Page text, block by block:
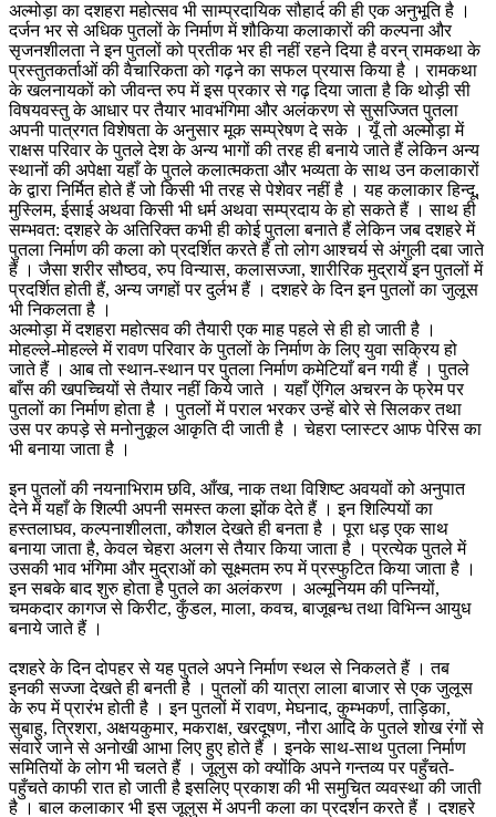
अल्मोड़ा का दशहरा महोत्सव भी साम्प्रदायिक सौहार्द की ही एक अनुभूति है ।
दर्जन भर से अधिक पुतलों के निर्माण में शौकिया कलाकारों की कल्पना और
सृजनशीलता ने इन पुतलों को प्रतीक भर ही नहीं रहने दिया है वरन् रामकथा के
प्रस्तुतकर्ताओं की वैचारिकता को गढ़ने का सफल प्रयास किया है । रामकथा
के खलनायकों को जीवन्त रुप में इस प्रकार से गढ़ दिया जाता है कि थोड़ी सी
विषयवस्तु के आधार पर तैयार भावभंगिमा और अलंकरण से सुसज्जित पुतला
अपनी पात्रगत विशेषता के अनुसार मूक सम्प्रेषण दे सके । यूँ तो अल्मोड़ा में
राक्षस परिवार के पुतले देश के अन्य भागों की तरह ही बनाये जाते हैं लेकिन अन्य
स्थानों की अपेक्षा यहाँ के पुतले कलात्मकता और भव्यता के साथ उन कलाकारों
के द्वारा निर्मित होते हैं जो किसी भी तरह से पेशेवर नहीं है । यह कलाकार हिन्दू,
मुस्लिम, ईसाई अथवा किसी भी धर्म अथवा सम्प्रदाय के हो सकते हैं । साथ ही
सम्भवत: दशहरे के अतिरिक्त कभी ही कोई पुतला बनाते हैं लेकिन जब दशहरे में
पुतला निर्माण की कला को प्रदर्शित करते हैं तो लोग आश्चर्य से अंगुली दबा जाते
हैं । जैसा शरीर सौष्ठव, रुप विन्यास, कलासज्जा, शारीरिक मुद्रायें इन पुतलों में
प्रदर्शित होती हैं, अन्य जगहों पर दुर्लभ हैं । दशहरे के दिन इन पुतलों का जुलूस
भी निकलता है ।
अल्मोड़ा में दशहरा महोत्सव की तैयारी एक माह पहले से ही हो जाती है ।
मोहल्ले-मोहल्ले में रावण परिवार के पुतलों के निर्माण के लिए युवा सक्रिय हो
जाते हैं । आब तो स्थान-स्थान पर पुतला निर्माण कमेटियाँ बन गयी हैं । पुतले
बाँस की खपच्चियों से तैयार नहीं किये जाते । यहाँ ऐंगिल अचरन के फ्रेम पर
पुतलों का निर्माण होता है । पुतलों में पराल भरकर उन्हें बोरे से सिलकर तथा
उस पर कपड़े से मनोनुकूल आकृति दी जाती है । चेहरा प्लास्टर आफ पेरिस का
भी बनाया जाता है ।
इन पुतलों की नयनाभिराम छवि, आँख, नाक तथा विशिष्ट अवयवों को अनुपात
देने में यहाँ के शिल्पी अपनी समस्त कला झोंक देते हैं । इन शिल्पियों का
हस्तलाघव, कल्पनाशीलता, कौशल देखते ही बनता है । पूरा धड़ एक साथ
बनाया जाता है, केवल चेहरा अलग से तैयार किया जाता है । प्रत्येक पुतले में
उसकी भाव भंगिमा और मुद्राओं को सूक्ष्मतम रुप में प्रस्फुटित किया जाता है ।
इन सबके बाद शुरु होता है पुतले का अलंकरण । अल्मूनियम की पन्नियों,
चमकदार कागज से किरीट, कुँडल, माला, कवच, बाजूबन्ध तथा विभिन्न आयुध
बनाये जाते हैं ।
दशहरे के दिन दोपहर से यह पुतले अपने निर्माण स्थल से निकलते हैं । तब
इनकी सज्जा देखते ही बनती है । पुतलों की यात्रा लाला बाजार से एक जुलूस
के रुप में प्रारंभ होती है । इन पुतलों में रावण, मेघनाद, कुम्भकर्ण, ताड़िका,
सुबाहु, त्रिशरा, अक्षयकुमार, मकराक्ष, खरदूषण, नौरा आदि के पुतले शोख रंगों से
संवारे जाने से अनोखी आभा लिए हुए होते हैं । इनके साथ-साथ पुतला निर्माण
समितियों के लोग भी चलते हैं । जूलुस को क्योंकि अपने गन्तव्य पर पहुँचते-
पहुँचते काफी रात हो जाती है इसलिए प्रकाश की भी समुचित व्यवस्था की जाती
है । बाल कलाकार भी इस जूलुस में अपनी कला का प्रदर्शन करते हैं । दशहरे